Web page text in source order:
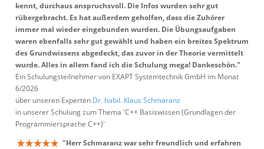
kennt, durchaus anspruchsvoll. Die Infos wurden sehr gut
rübergebracht. Es hat außerdem geholfen, dass die Zuhörer
immer mal wieder eingebunden wurden. Die Übungsaufgaben
waren ebenfalls sehr gut gewählt und haben ein breites Spektrum
des Grundwissens abgedeckt, das zuvor in der Theorie vermittelt
wurde. Alles in allem fand ich die Schulung mega! Dankeschön."
Ein Schulungsteilnehmer von EXAPT Systemtechnik GmbH im Monat
6/2026
über unseren Experten Dr. habil. Klaus Schmaranz
in unserer Schulung zum Thema 'C++ Basiswissen (Grundlagen der
Programmiersprache C++)'
"Herr Schmaranz war sehr freundlich und erfahren